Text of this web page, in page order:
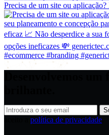
Precisa de um site ou
política de privacidade